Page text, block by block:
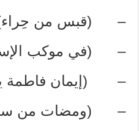
– (قبس من
– (في موكب
– (إيمان فاطمة
– (ومضات من